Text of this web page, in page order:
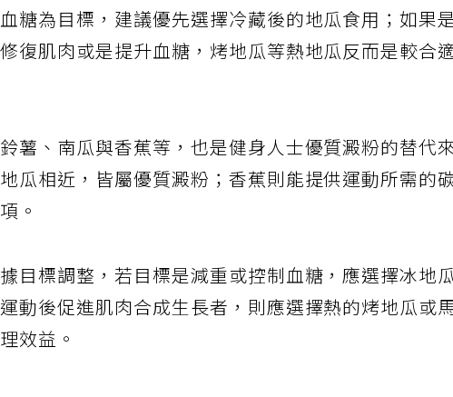
糖為目標，建議優先選擇冷藏後的地瓜食用；如果
復肌肉或是提升血糖，烤地瓜等熱地瓜反而是較合
薯、南瓜與香蕉等，也是健身人士優質澱粉的替代
瓜相近，皆屬優質澱粉；香蕉則能提供運動所需的
。
目標調整，若目標是減重或控制血糖，應選擇冰地
動後促進肌肉合成生長者，則應選擇熱的烤地瓜或
效益。